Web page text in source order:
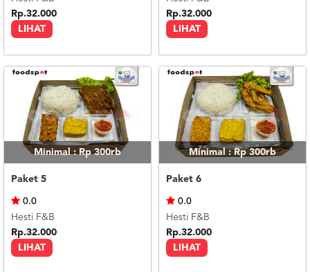
LIHAT
Rp.32.000
LIHAT
Rp.32.000
Minimal : Rp 300rb
Paket 5
LIHAT
0.0
Hesti F&B
Rp.32.000
Minimal : Rp 300rb
Paket 6
LIHAT
0.0
Hesti F&B
Rp.32.000